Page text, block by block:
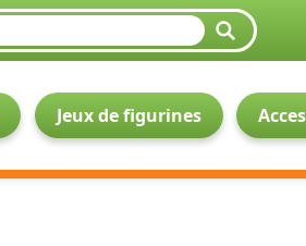
Jeux de figurines